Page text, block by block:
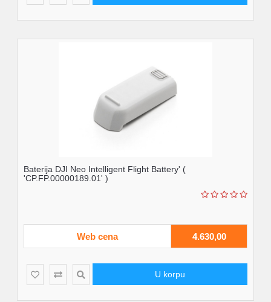
Baterija DJI Neo Intelligent Flight Battery' (
'CP.FP.00000189.01' )
Web cena 4.630,00
U korpu